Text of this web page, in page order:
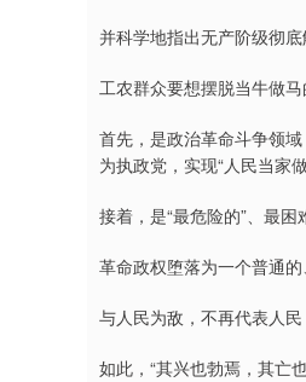
并科学地指出无产阶级彻
工农群众要想摆脱当牛做
首先，是政治革命斗争领
为执政党，实现“人民当家
接着，是“最危险的”、最
革命政权堕落为一个普通的
与人民为敌，不再代表人民
如此，“其兴也勃焉，其亡